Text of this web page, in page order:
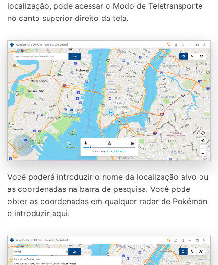
localização, pode acessar o Modo de Teletransporte
no canto superior direito da tela.
Você poderá introduzir o nome da localização alvo ou
as coordenadas na barra de pesquisa. Você pode
obter as coordenadas em qualquer radar de Pokémon
e introduzir aqui.